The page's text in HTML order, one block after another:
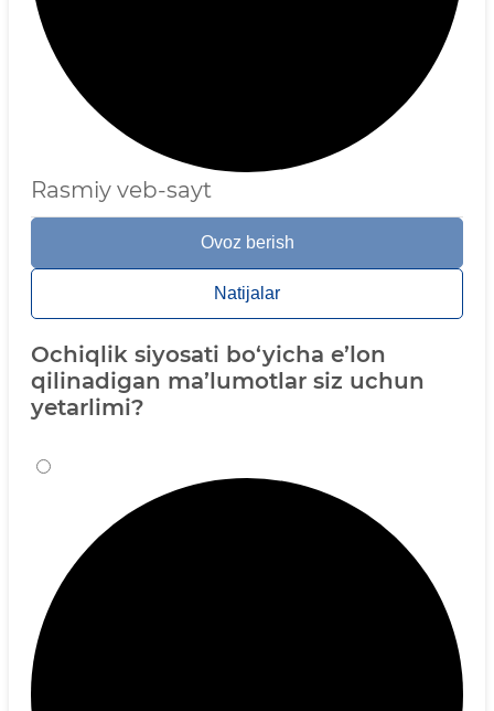
Rasmiy veb-sayt
Ovoz berish
Natijalar
Ochiqlik siyosati bo‘yicha e’lon
qilinadigan ma’lumotlar siz uchun
yetarlimi?